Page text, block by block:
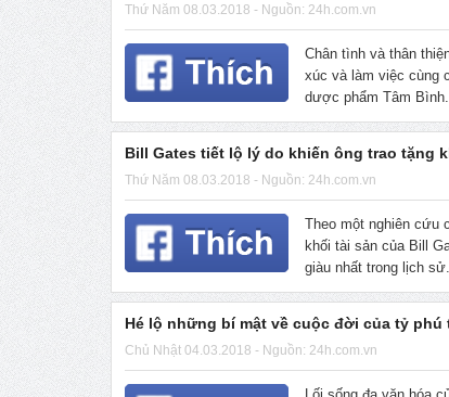
Thứ Năm 08.03.2018 - Nguồn: 24h.com.vn
Chân tình và thân
xúc và làm việc cùng
dược phẩm Tâm Bình.
Bill Gates tiết lộ lý do khiến ông trao tặng
Thứ Năm 08.03.2018 - Nguồn: 24h.com.vn
Theo một nghiên cứu
khối tài sản của Bill
giàu nhất trong lịch sử.
Hé lộ những bí mật về cuộc đời của tỷ phú
Chủ Nhật 04.03.2018 - Nguồn: 24h.com.vn